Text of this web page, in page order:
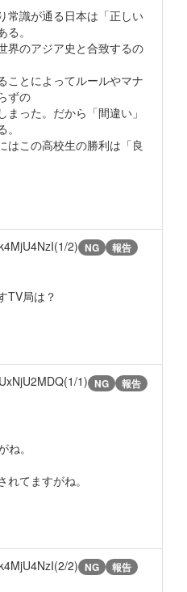
常識が通る日本は「正しい
。
界のアジア史と合致するの
ことによってルールやマナ
ずの
った。だから「間違い」
はこの高校生の勝利は「良
2) NG 報告
TV局は？
1) NG 報告
。
てますがね。
2) NG 報告